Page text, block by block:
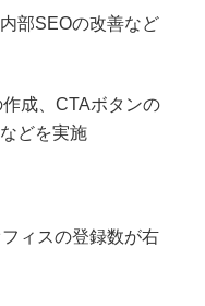
部SEOの改善など
成、CTAボタンの
どを実施
ィスの登録数が右